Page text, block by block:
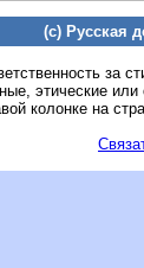
(c) Русская
за
этические
колонке на